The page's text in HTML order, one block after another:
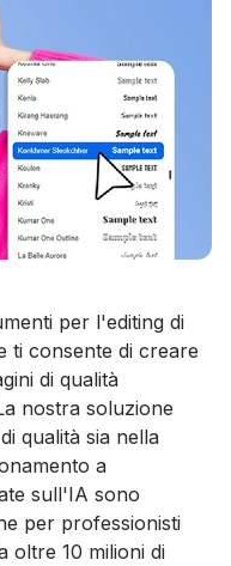
per l'editing di
ti consente di creare
di qualità
nostra soluzione
qualità sia nella
a
sull'IA sono
per professionisti
oltre 10 milioni di